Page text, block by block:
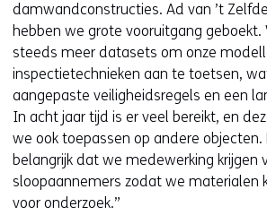
damwandconstructies. Ad van ’t
hebben we grote vooruitgang geboekt.
steeds meer datasets om onze
inspectietechnieken aan te toetsen,
aangepaste veiligheidsregels en een
In acht jaar tijd is er veel bereikt, en
we ook toepassen op andere
belangrijk dat we medewerking krijgen
sloopaannemers zodat we materialen
voor onderzoek.”